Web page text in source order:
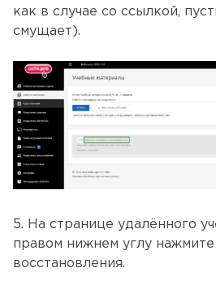
как в случае со ссылкой,
смущает).
5. На странице удалённого
правом нижнем углу
восстановления.